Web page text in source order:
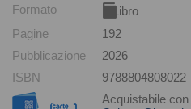
Formato
Libro
Pagine
192
Pubblicazione
2026
ISBN
9788804808022
Acquistabile con